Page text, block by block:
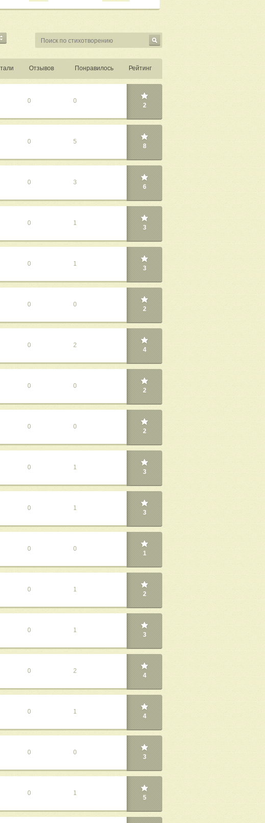
Отзывов Понравилось Рейтинг
0 0
2
0 5
8
0 3
6
0 1
3
0 1
3
0 0
2
0 2
4
0 0
2
0 0
2
0 1
3
0 1
3
0 0
1
0 1
2
0 1
3
0 2
4
0 1
4
0 0
3
0 1
5